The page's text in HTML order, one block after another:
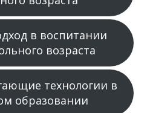
в воспитании
возраста
технологии в
образовании